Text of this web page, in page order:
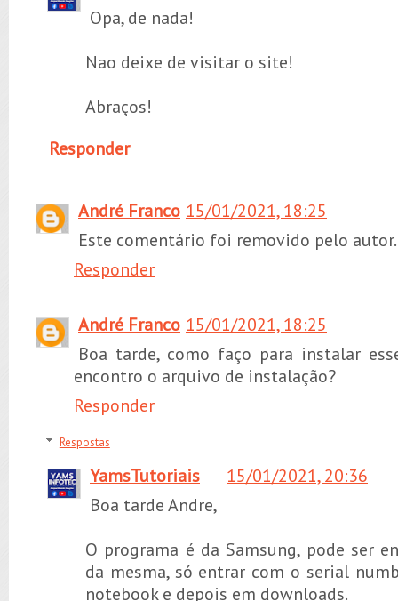
Opa, de nada!
Nao deixe de visitar o site!
Abraços!
Responder
André Franco 15/01/2021, 18:25
Este comentário foi removido pelo autor.
Responder
André Franco 15/01/2021, 18:25
Boa tarde, como faço para instalar
encontro o arquivo de instalação?
Responder
Respostas
YamsTutoriais
15/01/2021, 20:36
Boa tarde Andre,
O programa é da Samsung, pode ser
da mesma, só entrar com o serial
notebook e depois em downloads.